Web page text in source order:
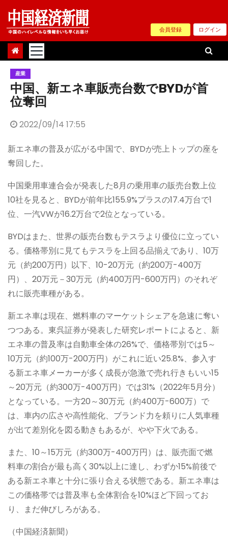
Skip
content
会員登録 ログイン
産業
中国、新エネ車販売台数でBYDが首
位奪回
2022/09/14 17:55
新エネ車の普及が広がる中国で、BYDが売上トップの座を
奪回した。
中国乗用車連合会が発表した8月の乗用車の販売台数上位
10社を見ると、BYDが前年比155.9%プラスの17.4万台で1
位、一汽VWが16.2万台で2位となっている。
BYDはまた、世界の販売台数もテスラより優位に立ってい
る。価格帯別に見てもテスラを上回る品揃えであり、10万
元（約200万円）以下、10-20万元（約200万-400万
円）、20万元－30万元（約400万円-600万円）のそれぞ
れに販売車種がある。
新エネ車は現在、燃料車のマーケットシェアを急速に奪い
つつある。東呉証券が発表した研究レポートによると、新
エネ車の普及率は自動車全体の26%で、価格帯別では5～
10万元（約100万-200万円）がこれに近い25.8%、参入す
る新エネ車メーカーが多く成長が急激で売れ行きもいい15
～20万元（約300万-400万円）では31%（2022年5月分）
となっている。一方20～30万元（約400万-600万）で
は、車内の広さや高性能化、ブランド力を頼りに人気車種
が出て差別化を図る動きもあるが、やや下火である。
また、10～15万元（約300万-400万円）は、販売面で燃
料車の割合が最も高く30%以上に達し、わずか15%前後で
ある新エネ車と十分に張り合える状態である。新エネ車は
この価格帯では普及率も全体割合を10%ほど下回ってお
り、まだ伸びしろがある。
（中国経済新聞）